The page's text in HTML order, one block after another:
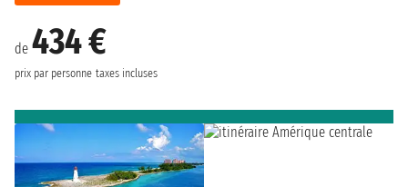
de 434 €
prix par personne taxes incluses